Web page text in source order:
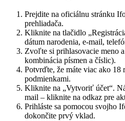
Prejdite na oficiálnu stránku
prehliadača.
Kliknite na tlačidlo
dátum narodenia, e-mail,
Zvoľte si prihlasovacie meno
kombinácia písmen a číslic).
Potvrďte, že máte viac ako 18
podmienkami.
Kliknite na „Vytvoriť účet“.
mail – kliknite na odkaz pre
Prihláste sa pomocou svojho
dokončite prvý vklad.